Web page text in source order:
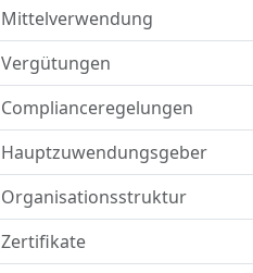
Mittelverwendung
Vergütungen
Complianceregelungen
Hauptzuwendungsgeber
Organisationsstruktur
Zertifikate